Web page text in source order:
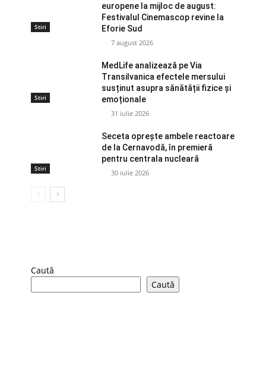
Stiri
europene la mijloc de august:
Festivalul Cinemascop revine la
Eforie Sud
7 august 2026
Stiri
MedLife analizează pe Via
Transilvanica efectele mersului
susținut asupra sănătății fizice și
emoționale
31 iulie 2026
Stiri
Seceta oprește ambele reactoare
de la Cernavodă, în premieră
pentru centrala nucleară
30 iulie 2026
Caută
Caută